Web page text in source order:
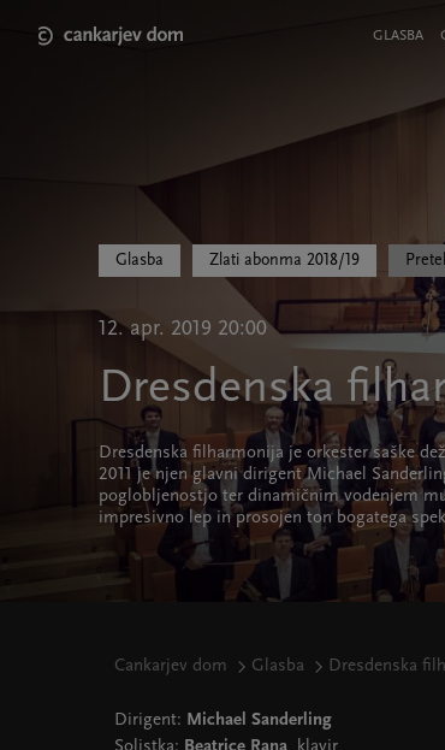
main
MeniGLASBA
Glasba Zlati abonma 2018/19
12. apr. 2019 20:00
Dresdenska
Dresdenska filharmonija je orkester saške
2011 je njen glavni dirigent Michael
poglobljenostjo ter dinamičnim vodenjem
impresivno lep in prosojen ton bogatega
Cankarjev dom Glasba Dresdenska
Dirigent: Michael Sanderling